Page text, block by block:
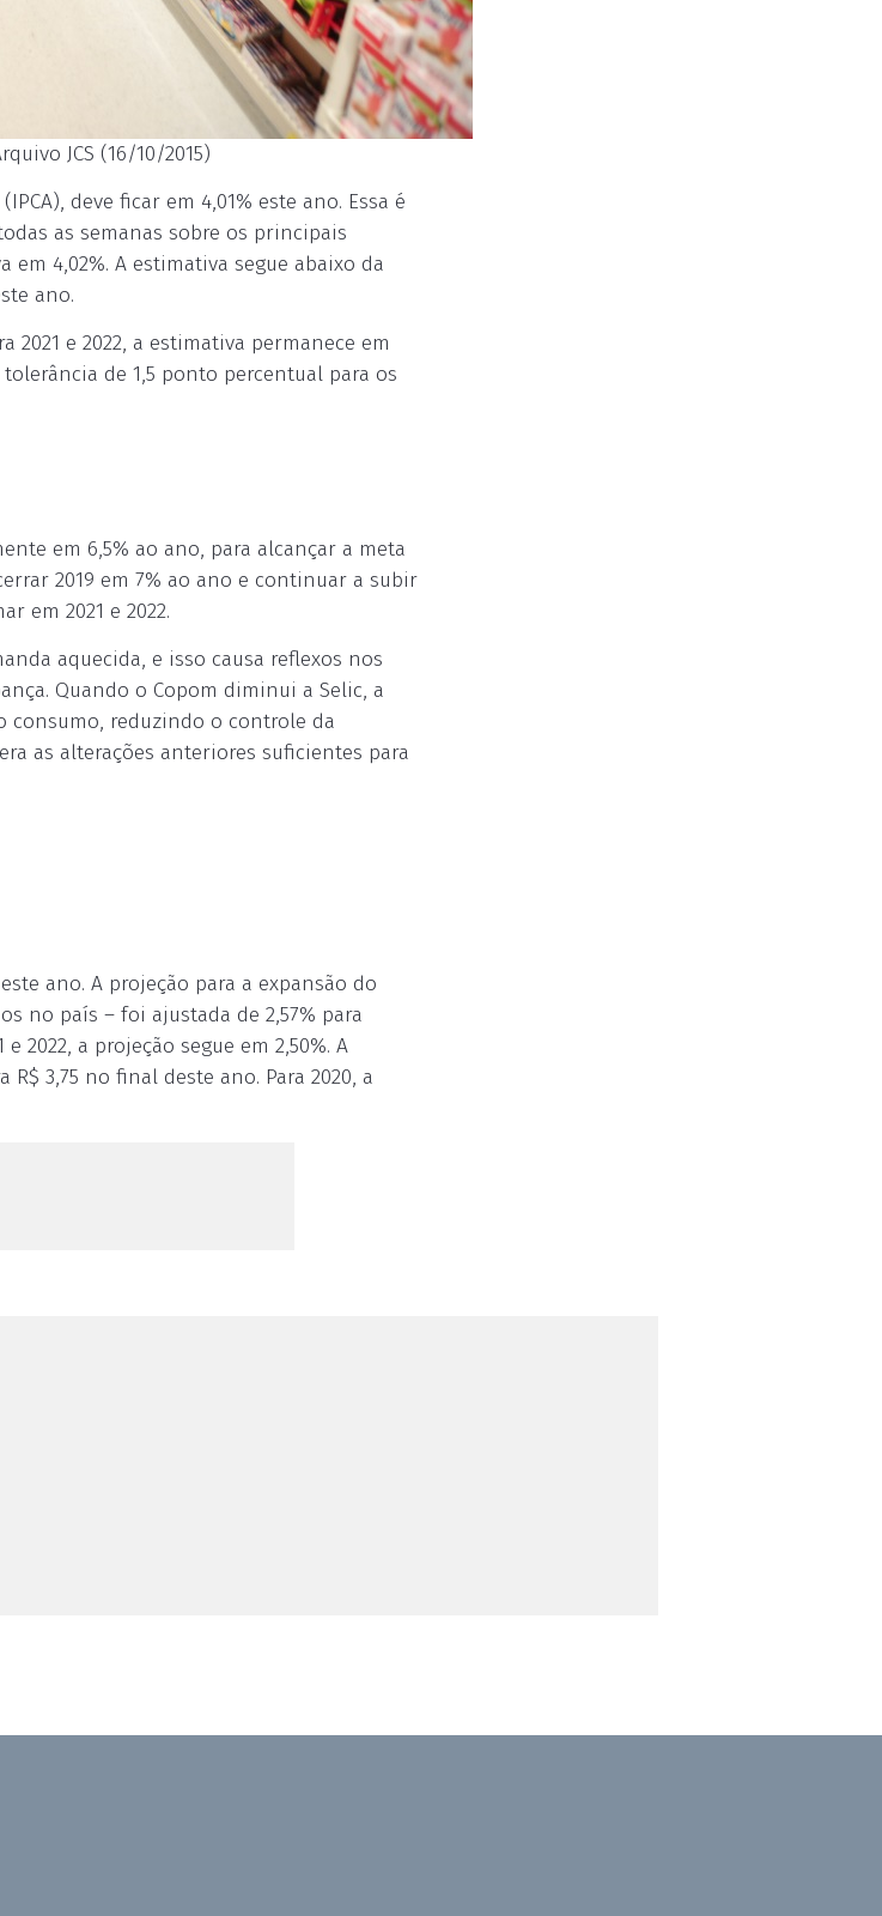
JCS (16/10/2015)
deve ficar em 4,01% este ano. Essa é
as semanas sobre os principais
em 4,02%. A estimativa segue abaixo da
ano.
2021 e 2022, a estimativa permanece em
tolerância de 1,5 ponto percentual para os
em 6,5% ao ano, para alcançar a meta
2019 em 7% ao ano e continuar a subir
em 2021 e 2022.
aquecida, e isso causa reflexos nos
Quando o Copom diminui a Selic, a
consumo, reduzindo o controle da
as alterações anteriores suficientes para
ano. A projeção para a expansão do
no país – foi ajustada de 2,57% para
2022, a projeção segue em 2,50%. A
3,75 no final deste ano. Para 2020, a